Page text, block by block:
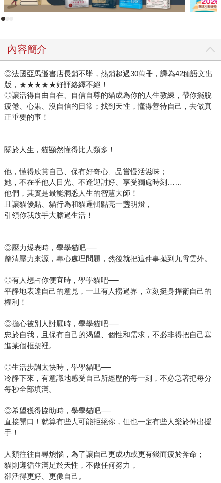
內容簡介
◎法國亞馬遜書店長銷不墜，熱銷超過30萬冊，譯為42種語文出
版，★★★★★好評絡繹不絕！
◎讓活得自由自在、自信自尊的貓成為你的人生教練，帶你擺脫
疲倦、心累、沒自信的日常；找到天性，懂得善待自己，去做真
正重要的事！
關於人生，貓顯然懂得比人類多！
他，懂得欣賞自己、保有好奇心、品嘗慢活滋味；
她，不在乎他人目光、不逢迎討好、享受獨處時刻……
他們，其實是最能洞悉人生的智慧大師！
且讓貓優點、貓行為和貓邏輯點亮一盞明燈，
引領你我放手大膽過生活！
◎壓力爆表時，學學貓吧──
釐清壓力來源，專心處理問題，然後就把這件事拋到九霄雲外。
◎有人想占你便宜時，學學貓吧──
平靜地表達自己的意見，一旦有人撈過界，立刻挺身捍衛自己的
權利！
◎擔心被別人討厭時，學學貓吧──
忠於自我，且保有自己的渴望、個性和需求，不必非得把自己塞
進某個框架裡。
◎生活步調太快時，學學貓吧──
冷靜下來，有意識地感受自己所經歷的每一刻，不必急著把每分
每秒全部填滿。
◎希望獲得協助時，學學貓吧──
直接開口！就算有些人可能拒絕你，但也一定有些人樂於伸出援
手！
人類往往自尋煩惱，為了讓自己更成功或更有錢而疲於奔命；
貓則遵循並滿足於天性，不做任何努力，
卻活得更好、更像自己。